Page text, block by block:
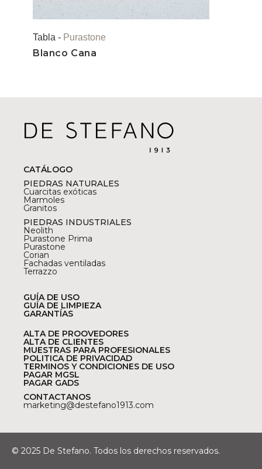
Tabla - Purastone
Blanco Cana
CATÁLOGO
PIEDRAS NATURALES
Cuarcitas exóticas
Marmoles
Granitos
PIEDRAS INDUSTRIALES
Neolith
Purastone Prima
Purastone
Corian
Fachadas ventiladas
Terrazzo
GUÍA DE USO
GUÍA DE LIMPIEZA
GARANTÍAS
ALTA DE PROOVEDORES
ALTA DE CLIENTES
MUESTRAS PARA PROFESIONALES
POLITICA DE PRIVACIDAD
TERMINOS Y CONDICIONES DE USO
PAGAR MGSL
PAGAR GADS
CONTACTANOS
marketing@destefano1913.com
© 2025 De Stefano. Todos los derechos reservados.